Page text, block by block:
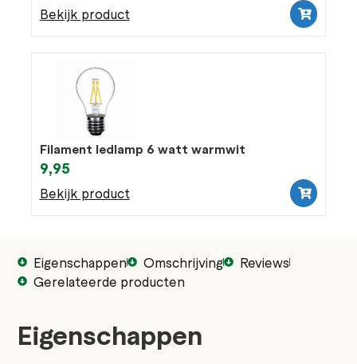
Bekijk product
Filament ledlamp 6 watt warmwit
9,95
Bekijk product
Eigenschappen Omschrijving
Reviews
Gerelateerde producten
Eigenschappen